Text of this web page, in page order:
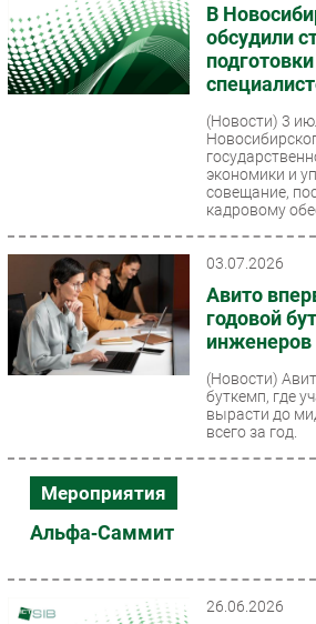
В
обсудили
(Новости) 3
экономики и
совещание,
кадровому
03.07.2026
Авито
годовой
инженеров
(Новости)
буткемп, где
вырасти до
всего за год.
Мероприятия
Альфа‑Саммит
26.06.2026